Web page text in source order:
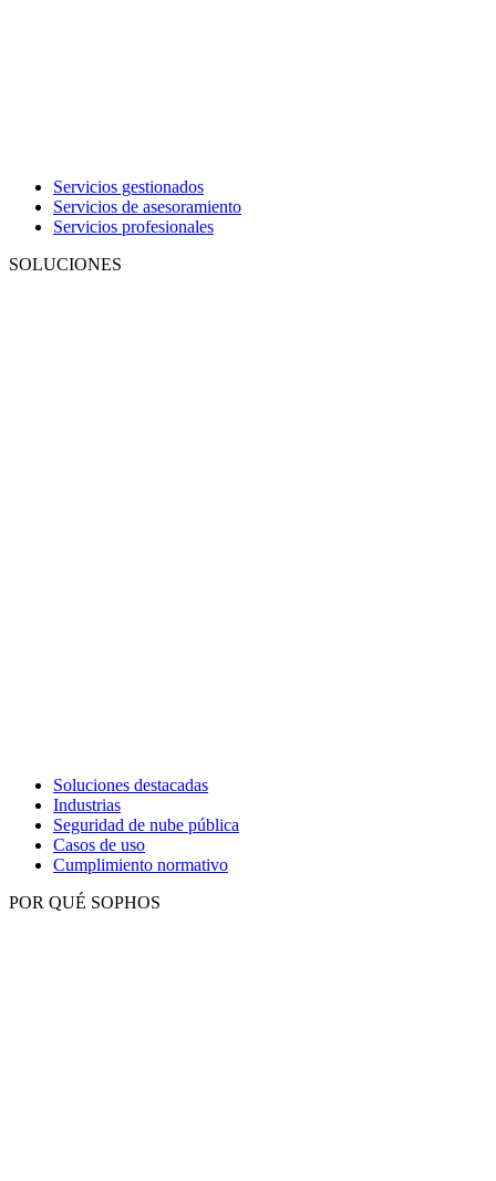
Servicios gestionados
Servicios de asesoramiento
Servicios profesionales
SOLUCIONES
Soluciones destacadas
Industrias
Seguridad de nube pública
Casos de uso
Cumplimiento normativo
POR QUÉ SOPHOS